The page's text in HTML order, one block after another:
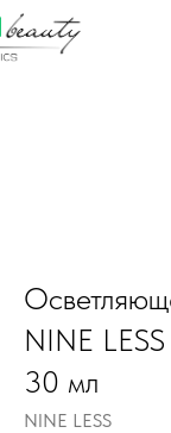
NINE
30 мл
NINE LESS